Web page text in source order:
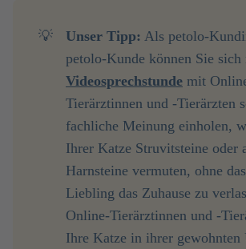
💡 Unser Tipp: Als petolo-
petolo-Kunde können Sie
Videosprechstunde mit
Tierärztinnen und -Tierärzten
fachliche Meinung einholen,
Ihrer Katze Struvitsteine oder
Harnsteine vermuten, ohne
Liebling das Zuhause zu
Online-Tierärztinnen und -
Ihre Katze in ihrer gewohnten